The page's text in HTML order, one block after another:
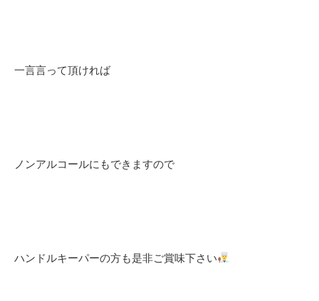
一言言って頂ければ
ノンアルコールにもできますので
ハンドルキーパーの方も是非ご賞味下さい